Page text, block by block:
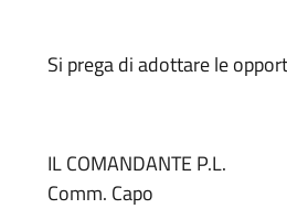
Si prega di adottare le
IL COMANDANTE P.L.
Comm. Capo